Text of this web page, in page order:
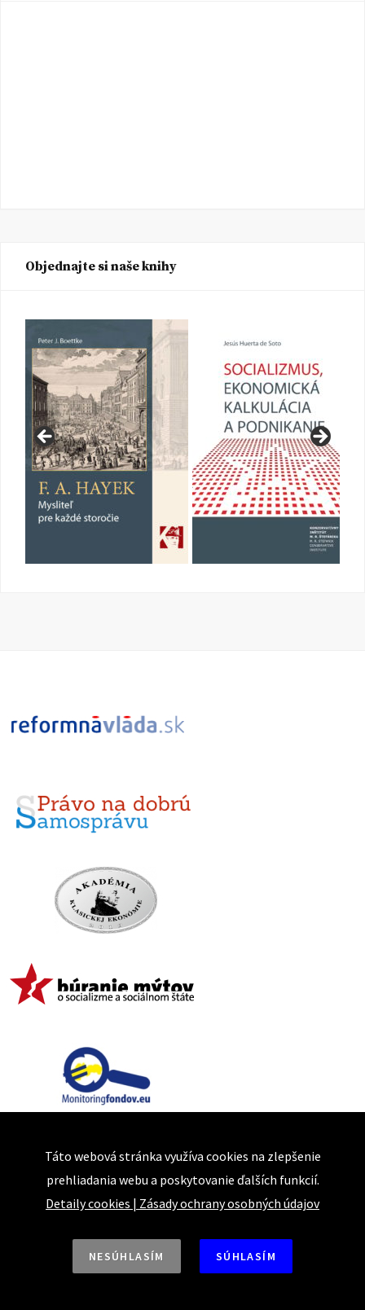
Objednajte si naše knihy
Táto webová stránka využíva cookies na zlepšenie
prehliadania webu a poskytovanie ďalších funkcií.
Detaily cookies | Zásady ochrany osobných údajov
NESÚHLASÍM SÚHLASÍM